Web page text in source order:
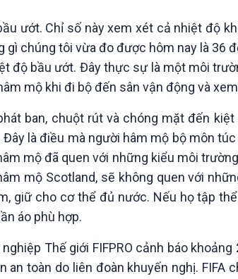
ướt. Chỉ số này xem xét cả nhiệt độ
chúng tôi vừa đo được hôm nay là 36
độ bầu ướt. Đây thực sự là một môi
mộ khi đi bộ đến sân vận động và
ban, chuột rút và chóng mặt đến
là điều mà người hâm mộ bộ môn
mộ đã quen với những kiểu môi
mộ Scotland, sẽ không quen với
giữ cho cơ thể đủ nước. Nếu họ tập
áo phù hợp.
Thế giới FIFPRO cảnh báo khoảng
toàn do liên đoàn khuyến nghị. FIFA